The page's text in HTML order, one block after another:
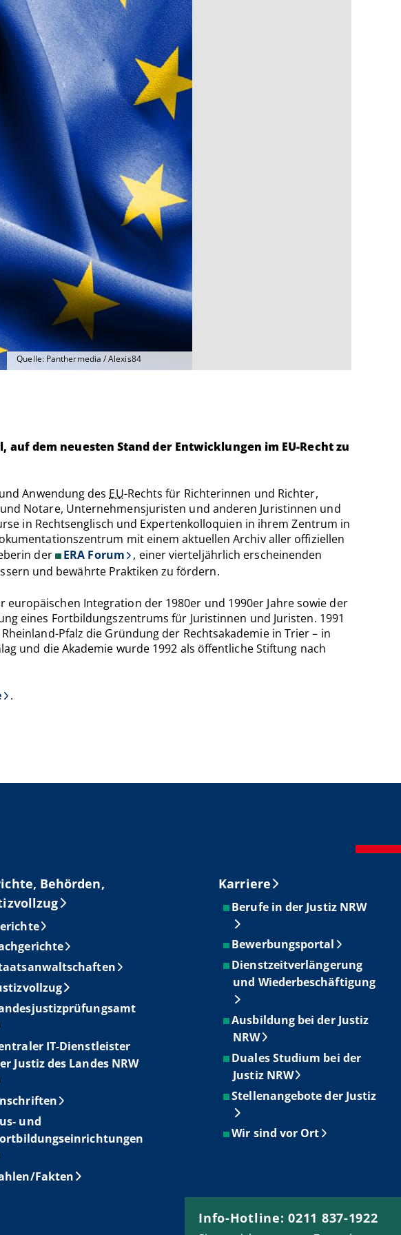
Quelle: Panthermedia / Alexis84
dem neuesten Stand der Entwicklungen im EU-Recht zu
Anwendung des EU-Rechts für Richterinnen und Richter,
Notare, Unternehmensjuristen und anderen Juristinnen und
in Rechtsenglisch und Expertenkolloquien in ihrem Zentrum in
mit einem aktuellen Archiv aller offiziellen
der ERA Forum
, einer vierteljährlich erscheinenden
und bewährte Praktiken zu fördern.
Integration der 1980er und 1990er Jahre sowie der
eines Fortbildungszentrums für Juristinnen und Juristen. 1991
Pfalz die Gründung der Rechtsakademie in Trier – in
und die Akademie wurde 1992 als öffentliche Stiftung nach
.
Behörden,
IT-Dienstleister
Justiz des Landes NRW
und
Fakten
Karriere
Berufe in der Justiz NRW
Bewerbungsportal
Dienstzeitverlängerung
und Wiederbeschäftigung
Ausbildung bei der Justiz
NRW
Duales Studium bei der
Justiz NRW
Stellenangebote der Justiz
Wir sind vor Ort
Info-Hotline: 0211 837-1922